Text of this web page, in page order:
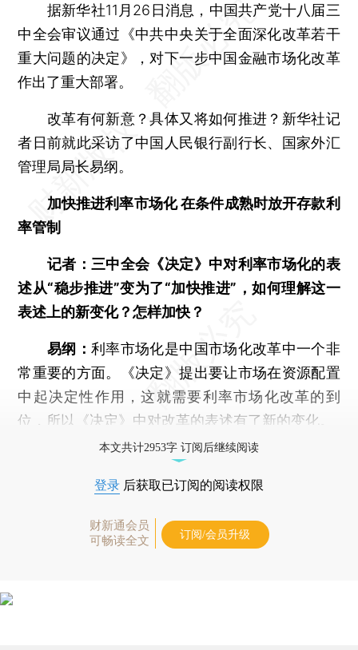
据新华社11月26日消息，中国共产党十八届三
中全会审议通过《中共中央关于全面深化改革若干
重大问题的决定》，对下一步中国金融市场化改革
作出了重大部署。
改革有何新意？具体又将如何推进？新华社记
者日前就此采访了中国人民银行副行长、国家外汇
管理局局长易纲。
加快推进利率市场化 在条件成熟时放开存款利
率管制
记者：三中全会《决定》中对利率市场化的表
述从“稳步推进”变为了“加快推进”，如何理解这一
表述上的新变化？怎样加快？
易纲：利率市场化是中国市场化改革中一个非
常重要的方面。《决定》提出要让市场在资源配置
中起决定性作用，这就需要利率市场化改革的到
位，所以《决定》中对改革的表述有了新的变化。
本文共计2953字 订阅后继续阅读
登录 后获取已订阅的阅读权限
财新通会员
可畅读全文
订阅/会员升级